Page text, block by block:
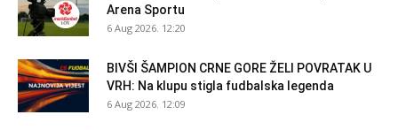
Arena Sportu
6 Aug 2026. 12:20
BIVŠI ŠAMPION CRNE GORE ŽELI POVRATAK U
VRH: Na klupu stigla fudbalska legenda
6 Aug 2026. 12:09